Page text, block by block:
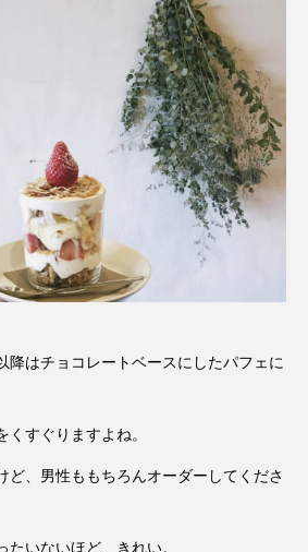
降はチョコレートベースにしたパフェに
くすぐりますよね。
ど、男性ももちろんオーダーしてくださ
たいないほど、きれい。